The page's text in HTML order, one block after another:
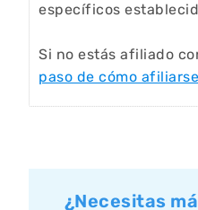
específicos
Si no estás afiliado
paso de cómo
¿Necesitas